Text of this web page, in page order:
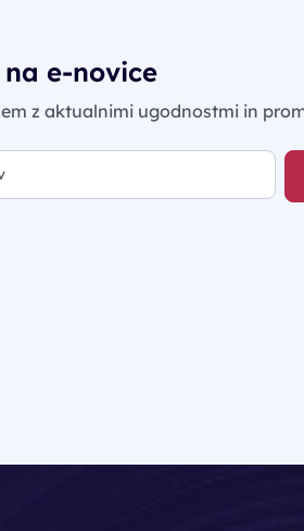
e-novice
z aktualnimi ugodnostmi in